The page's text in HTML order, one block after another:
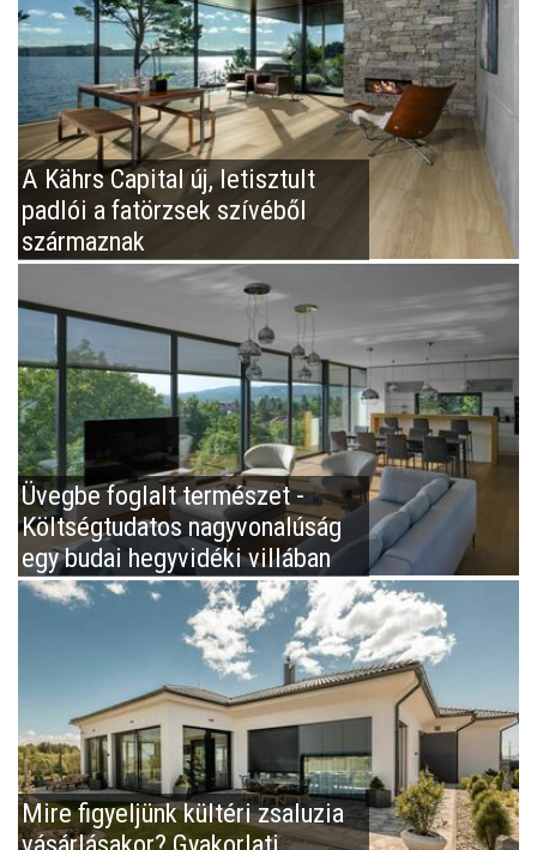
A Kährs Capital új, letisztult
padlói a fatörzsek szívéből
származnak
Üvegbe foglalt természet -
Költségtudatos nagyvonalúság
egy budai hegyvidéki villában
Mire figyeljünk kültéri zsaluzia